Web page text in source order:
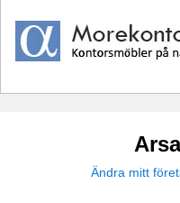
Ändra mitt